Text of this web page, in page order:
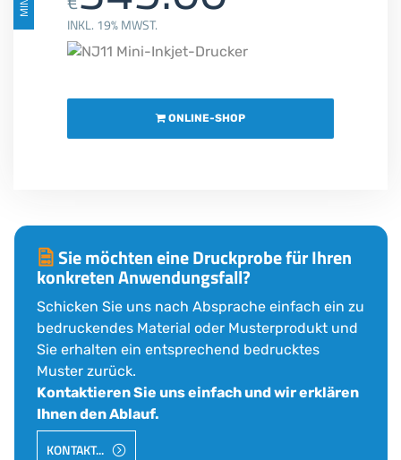
INKL. 19% MWST.
ONLINE-SHOP
Sie möchten eine Druckprobe für Ihren
konkreten Anwendungsfall?
Schicken Sie uns nach Absprache einfach ein zu
bedruckendes Material oder Musterprodukt und
Sie erhalten ein entsprechend bedrucktes
Muster zurück.
Kontaktieren Sie uns einfach und wir erklären
Ihnen den Ablauf.
KONTAKT...